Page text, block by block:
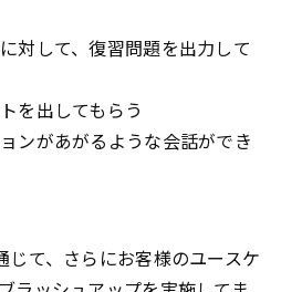
対して、復習問題を出力して
を出してもらう
ンがあがるような会話ができ
て、さらにお客様のユースケ